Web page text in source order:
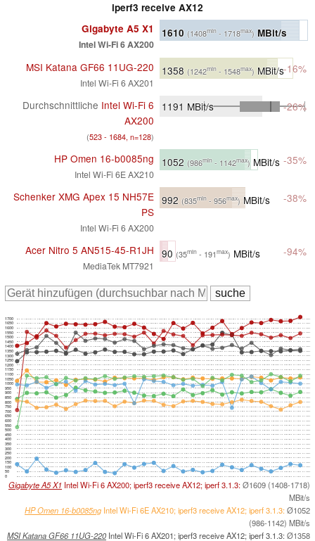
iperf3 receive AX12
Gigabyte A5 X1
Intel Wi-Fi 6 AX200
1610 (1408min - 1718max) MBit/s
MSI Katana GF66 11UG-220
Intel Wi-Fi 6 AX201
1358 (1242min - 1548max) MBit/s-16%
Durchschnittliche Intel Wi-Fi 6
AX200
(523 - 1684, n=128)
1191 MBit/s -26%
HP Omen 16-b0085ng
Intel Wi-Fi 6E AX210
1052 (986min - 1142max) MBit/s -35%
Schenker XMG Apex 15 NH57E
PS
Intel Wi-Fi 6 AX200
992 (835min - 956max)MBit/s -38%
Acer Nitro 5 AN515-45-R1JH
MediaTek MT7921
90 (35min - 191max) MBit/s -94%
0
50
100
150
200
250
300
350
400
450
500
550
600
650
700
750
800
850
900
950
1000
1050
1100
1150
1200
1250
1300
1350
1400
1450
1500
1550
1600
1650
1700
Gigabyte A5 X1 Intel Wi-Fi 6 AX200; iperf3 receive AX12; iperf 3.1.3:Ø1609 (1408-1718)
MBit/s
HP Omen 16-b0085ng Intel Wi-Fi 6E AX210; iperf3 receive AX12; iperf 3.1.3:Ø1052
(986-1142) MBit/s
MSI Katana GF66 11UG-220 Intel Wi-Fi 6 AX201; iperf3 receive AX12; iperf 3.1.3: Ø1358